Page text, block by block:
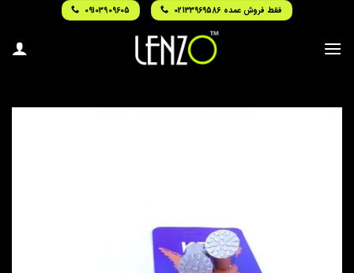
content
فقط فروش عمده 02133969586 09103909605